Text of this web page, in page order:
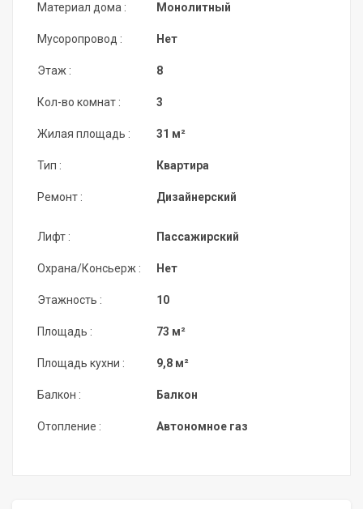
Материал дома :
Мусоропровод :
Этаж :
Кол-во комнат :
Жилая площадь :
Тип :
Ремонт :
Монолитный
Нет
8
3
31 м²
Квартира
Дизайнерский
Лифт :
Охрана/Консьерж :
Этажность :
Площадь :
Площадь кухни :
Балкон :
Отопление :
Пассажирский
Нет
10
73 м²
9,8 м²
Балкон
Автономное газ